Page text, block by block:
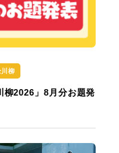
川柳
柳2026」8月分お題発